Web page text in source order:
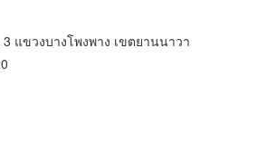
แขวงบางโพงพาง เขตยานนาวา